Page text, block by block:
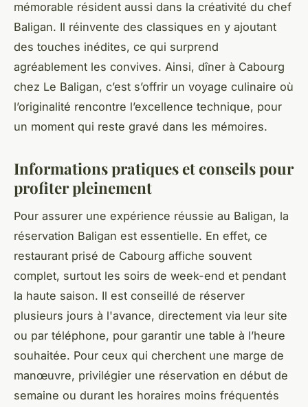
mémorable résident aussi dans la créativité du chef
Baligan. Il réinvente des classiques en y ajoutant
des touches inédites, ce qui surprend
agréablement les convives. Ainsi, dîner à Cabourg
chez Le Baligan, c’est s’offrir un voyage culinaire où
l’originalité rencontre l’excellence technique, pour
un moment qui reste gravé dans les mémoires.
Informations pratiques et conseils pour
profiter pleinement
Pour assurer une expérience réussie au Baligan, la
réservation Baligan est essentielle. En effet, ce
restaurant prisé de Cabourg affiche souvent
complet, surtout les soirs de week-end et pendant
la haute saison. Il est conseillé de réserver
plusieurs jours à l'avance, directement via leur site
ou par téléphone, pour garantir une table à l’heure
souhaitée. Pour ceux qui cherchent une marge de
manœuvre, privilégier une réservation en début de
semaine ou durant les horaires moins fréquentés